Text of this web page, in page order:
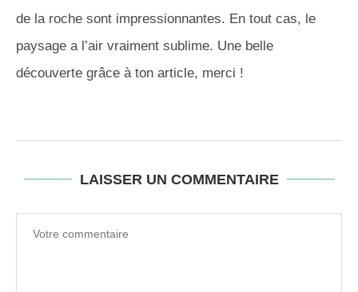
de la roche sont impressionnantes. En tout cas, le
paysage a l’air vraiment sublime. Une belle
découverte grâce à ton article, merci !
LAISSER UN COMMENTAIRE